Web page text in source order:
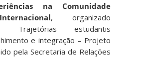
na Comunidade
, organizado
Trajetórias estudantis
e integração – Projeto
pela Secretaria de Relações